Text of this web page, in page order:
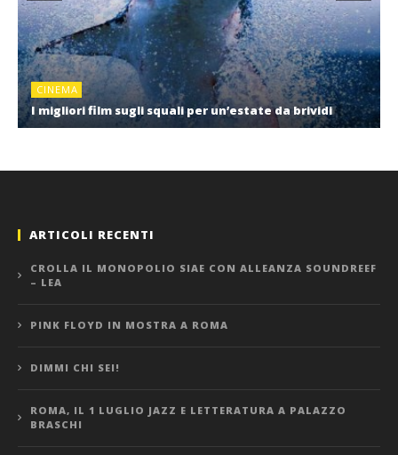
CINEMA
I migliori film sugli squali per un’estate da brividi
ARTICOLI RECENTI
CROLLA IL MONOPOLIO SIAE CON ALLEANZA SOUNDREEF
– LEA
PINK FLOYD IN MOSTRA A ROMA
DIMMI CHI SEI!
ROMA, IL 1 LUGLIO JAZZ E LETTERATURA A PALAZZO
BRASCHI